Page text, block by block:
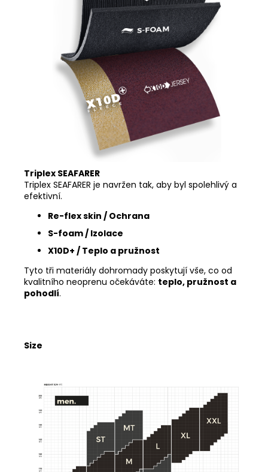
Triplex SEAFARER
Triplex SEAFARER je navržen tak, aby byl spolehlivý a
efektivní.
Re-flex skin / Ochrana
S-foam / Izolace
X10D+ / Teplo a pružnost
Tyto tři materiály dohromady poskytují vše, co od
kvalitního neoprenu očekáváte: teplo, pružnost a
pohodlí.
Size